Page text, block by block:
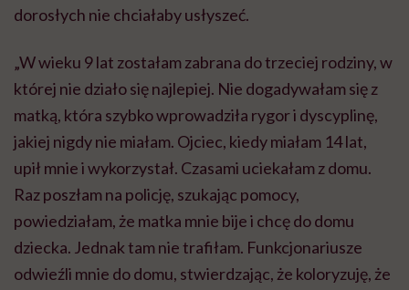
dorosłych nie chciałaby usłyszeć.
„W wieku 9 lat zostałam zabrana do trzeciej rodziny, w
której nie działo się najlepiej. Nie dogadywałam się z
matką, która szybko wprowadziła rygor i dyscyplinę,
jakiej nigdy nie miałam. Ojciec, kiedy miałam 14 lat,
upił mnie i wykorzystał. Czasami uciekałam z domu.
Razposzłam na policję, szukając pomocy,
powiedziałam, że matka mnie bije i chcę do domu
dziecka. Jednak tam nie trafiłam. Funkcjonariusze
odwieźli mnie do domu, stwierdzając, że koloryzuję, że